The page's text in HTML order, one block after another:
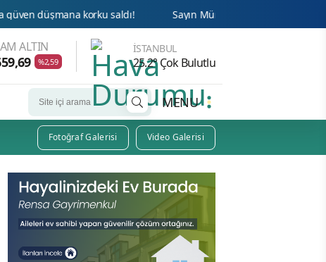
korku saldı! Sayın Münih din hizmetleri Ateşesi Ahmet
ALTIN
%2,59
İSTANBUL
25.2° Çok Bulutlu
MENU
Fotoğraf Galerisi Video Galerisi